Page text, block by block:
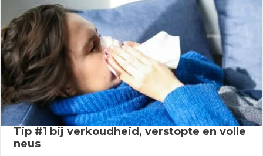
Tip #1 bij verkoudheid, verstopte en volle
neus